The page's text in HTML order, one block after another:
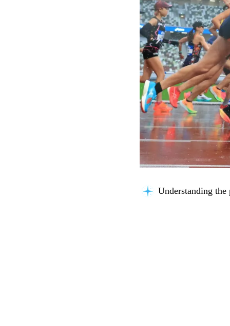
Understanding the